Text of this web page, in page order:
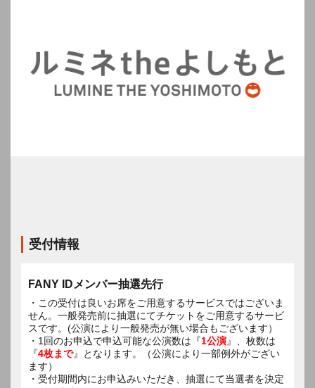
受付情報
FANY IDメンバー抽選先行
・この受付は良いお席をご用意するサービスではございま
せん。一般発売前に抽選にてチケットをご用意するサービ
スです。(公演により一般発売が無い場合もございます）
・1回のお申込で申込可能な公演数は『1公演』、枚数は
『4枚まで』となります。（公演により一部例外がござい
ます）
・受付期間内にお申込みいただき、抽選にて当選者を決定